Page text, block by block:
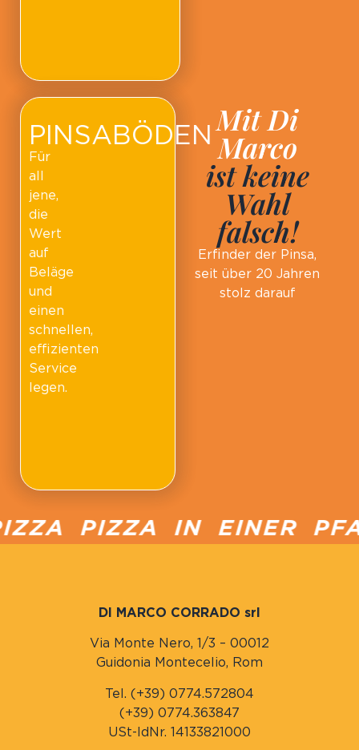
Mit Di
Marco
ist keine
Wahl
falsch!
Erfinder der Pinsa,
seit über 20 Jahren
stolz darauf
PINSABÖDEN
Für
all
jene,
die
Wert
auf
Beläge
und
einen
schnellen,
effizienten
Service
legen.
PIZZA IN EINER
DI MARCO CORRADO srl
Via Monte Nero, 1/3 – 00012
Guidonia Montecelio, Rom
Tel. (+39) 0774.572804
(+39) 0774.363847
USt-IdNr. 14133821000